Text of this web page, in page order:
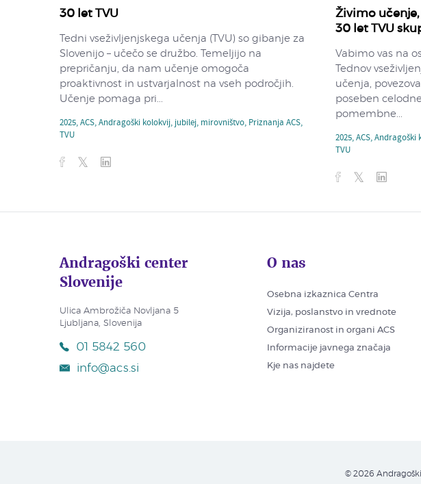
30 let TVU
Tedni vseživljenjskega učenja (TVU) so gibanje za
Slovenijo – učečo se družbo. Temeljijo na
prepričanju, da nam učenje omogoča
proaktivnost in ustvarjalnost na vseh področjih.
Učenje pomaga pri...
2025,ACS,Andragoški kolokvij,jubilej, mirovništvo, Priznanja ACS,
TVU
Živimo
30 let TVU
Vabimo vas na
Tednov
učenja,
poseben
pomembne...
2025,ACS,Andragoški
TVU
Andragoški center
Slovenije
Ulica Ambrožiča Novljana 5
Ljubljana, Slovenija
01 5842 560
info@acs.si
O nas
Osebna izkaznica Centra
Vizija, poslanstvo in vrednote
Organiziranost in organi ACS
Informacije javnega značaja
Kje nas najdete
© 2026 Andragoški